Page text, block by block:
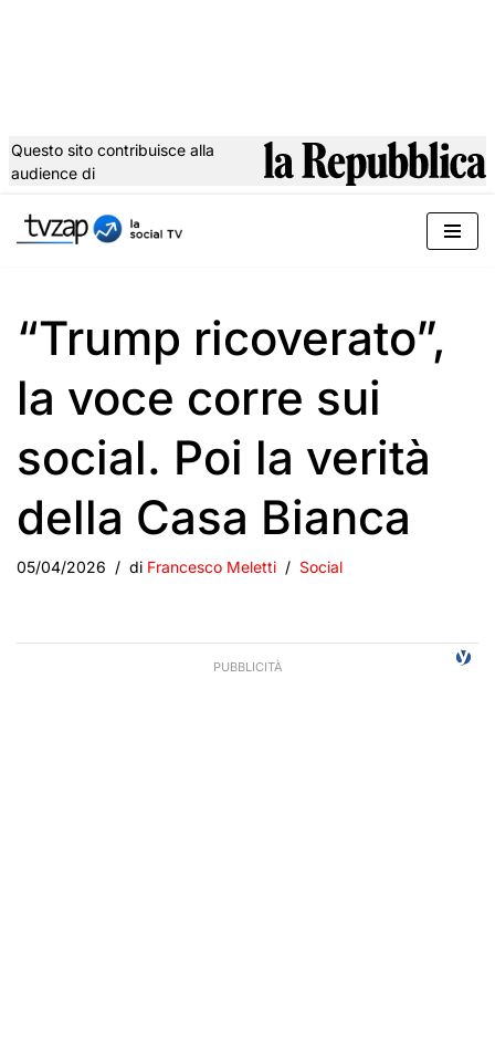
al
Questo sito contribuisce alla
audience di
“Trump ricoverato”,
la voce corre sui
social. Poi la verità
della Casa Bianca
05/04/2026 di Francesco Meletti Social